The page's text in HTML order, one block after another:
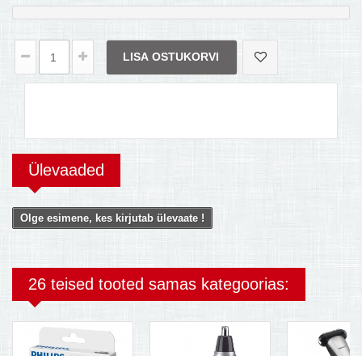
LISA OSTUKORVI
Ülevaaded
Olge esimene, kes kirjutab ülevaate !
26 teised tooted samas kategoorias: